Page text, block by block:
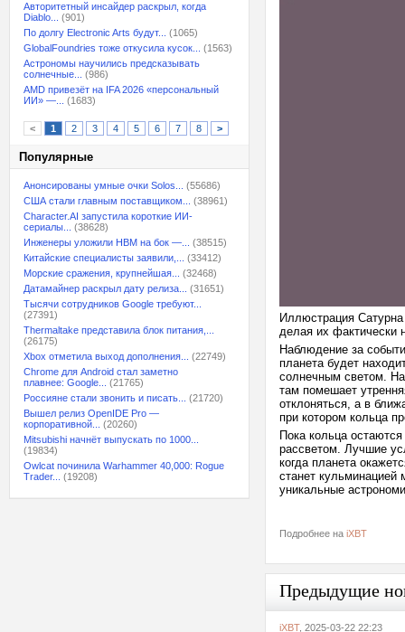
Авторитетный инсайдер раскрыл, когда
Diablo...
(901)
По долгу Electronic Arts будут...
(1065)
GlobalFoundries тоже откусила кусок...
(1563)
Астрономы научились предсказывать
солнечные...
(986)
AMD привезёт на IFA 2026 «персональный
ИИ» —...
(1683)
< 1 2 3 4 5 6 7 8 >
Популярные
Анонсированы умные очки Solos...
(55686)
США стали главным поставщиком...
(38961)
Character.AI запустила короткие ИИ-
сериалы...
(38628)
Инженеры уложили HBM на бок —...
(38515)
Китайские специалисты заявили,...
(33412)
Морские сражения, крупнейшая...
(32468)
Датамайнер раскрыл дату релиза...
(31651)
Тысячи сотрудников Google требуют...
(27391)
Thermaltake представила блок питания,...
(26175)
Xbox отметила выход дополнения...
(22749)
Chrome для Android стал заметно
плавнее: Google...
(21765)
Россияне стали звонить и писать...
(21720)
Вышел релиз OpenIDE Pro —
корпоративной...
(20260)
Mitsubishi начнёт выпускать по 1000...
(19834)
Owlcat починила Warhammer 40,000: Rogue
Trader...
(19208)
Иллюстрация
делая их фактически
Наблюдение за
планета будет
солнечным светом.
там помешает
отклоняться, а в
при котором кольца
Пока кольца
рассветом. Лучшие
когда планета
станет кульминацией
уникальные
Подробнее на iXBT
Предыдущие
iXBT, 2025-03-22 22:23